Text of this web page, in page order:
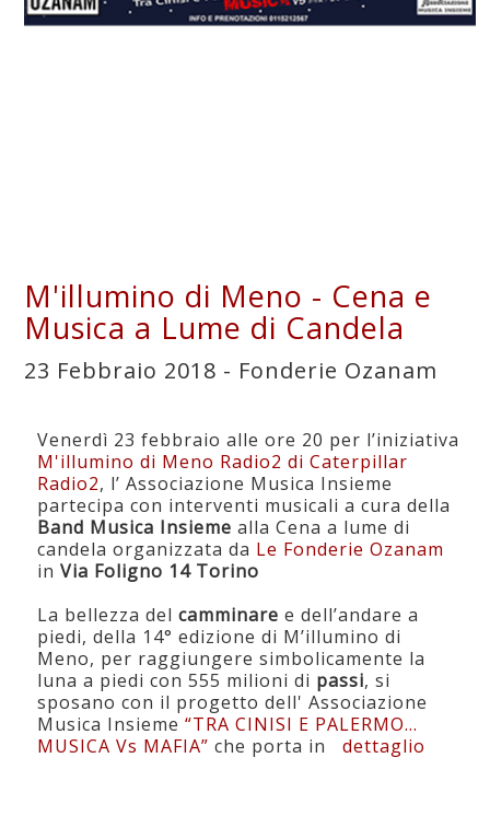
M'illumino di Meno - Cena e
Musica a Lume di Candela
23 Febbraio 2018 - Fonderie Ozanam
Venerdì 23 febbraio alle ore 20 per l’iniziativa
M'illumino di Meno Radio2 di Caterpillar
Radio2, l’ Associazione Musica Insieme
partecipa con interventi musicali a cura della
Band Musica Insieme alla Cena a lume di
candela organizzata da Le Fonderie Ozanam
inVia Foligno 14 Torino
La bellezza delcamminare e dell’andare a
piedi, della 14° edizione di M’illumino di
Meno, per raggiungere simbolicamente la
luna a piedi con 555 milioni di passi, si
sposano con il progetto dell' Associazione
Musica Insieme“TRA CINISI E PALERMO…
MUSICA Vs MAFIA” che porta indettaglio